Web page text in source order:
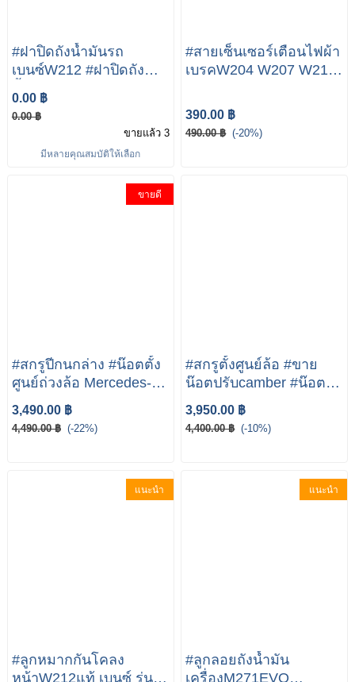
#ฝาปิดถังน้ำมัน​รถ
เบนซ์W212 #ฝาปิดถัง
น้ำมัน​รถเบนซ์ mercedes
benz E Class W212
W207 W204 #ฝาปิดถัง
0.00 ฿
0.00 ฿
ขายแล้ว 3
มีหลายคุณสมบัติให้เลือก
#สายเซ็นเซอร์เตือนไฟผ้า
เบรคW204 W207 W212
#Mercedes-Benz
390.00 ฿
490.00 ฿ (-20%)
ขายดี
#สกรูปีกนกล่าง #น๊อตตั้ง
ศูนย์ถ่วงล้อ Mercedes-
Benz W212 W204 W207
X4
3,490.00 ฿
4,490.00 ฿ (-22%)
#สกรูตั้งศูนย์ล้อ #ขาย
น๊อตปรับcamber #น๊อตตั้ง
ศูนย์ล้อ | Mercedes-Benz
W207 W212 W204
3,950.00 ฿
4,400.00 ฿ (-10%)
แนะนำ
#ลูกหมากกันโคลง
หน้าW212แท้ เบนซ์ รุ่น
แนะนำ
#ลูกลอยถังน้ำมัน
เครื่องM271EVO